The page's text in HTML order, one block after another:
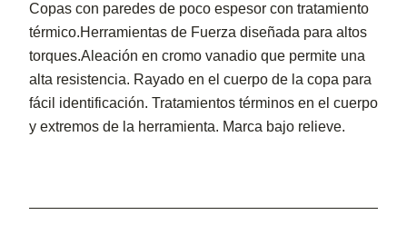
Copas con paredes de poco espesor con tratamiento
térmico.Herramientas de Fuerza diseñada para altos
torques.Aleación en cromo vanadio que permite una
alta resistencia. Rayado en el cuerpo de la copa para
fácil identificación. Tratamientos términos en el cuerpo
y extremos de la herramienta. Marca bajo relieve.